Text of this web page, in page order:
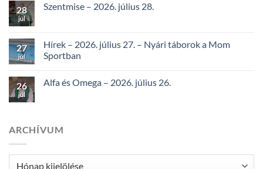
28
júl
Szentmise – 2026. július 28.
27
júl
Hírek – 2026. július 27. – Nyári táborok a Mom
Sportban
26
júl
Alfa és Omega – 2026. július 26.
ARCHÍVUM
Archívum